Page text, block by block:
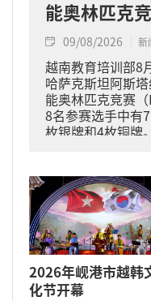
能奥林匹克
09/08/2026 新
越南教育培训部8
哈萨克斯坦阿斯
能奥林匹克竞赛
8名参赛选手中有
枚银牌和4枚铜牌。
2026年岘港市越韩
化节开幕